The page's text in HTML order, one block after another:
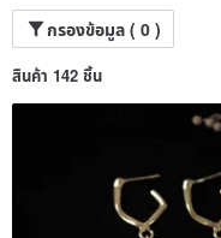
กรองข้อมูล ( 0 )
สินค้า 142 ชิ้น